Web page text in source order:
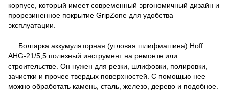
корпусе, который имеет современный эргономичный дизайн и
прорезиненное покрытие GripZone для удобства
эксплуатации.
Болгарка аккумуляторная (угловая шлифмашина) Hoff
AHG-21/5,5 полезный инструмент на ремонте или
строительстве. Он нужен для резки, шлифовки, полировки,
зачистки и прочее твердых поверхностей. С помощью нее
можно обработать камень, сталь, железо, дерево и подобное.